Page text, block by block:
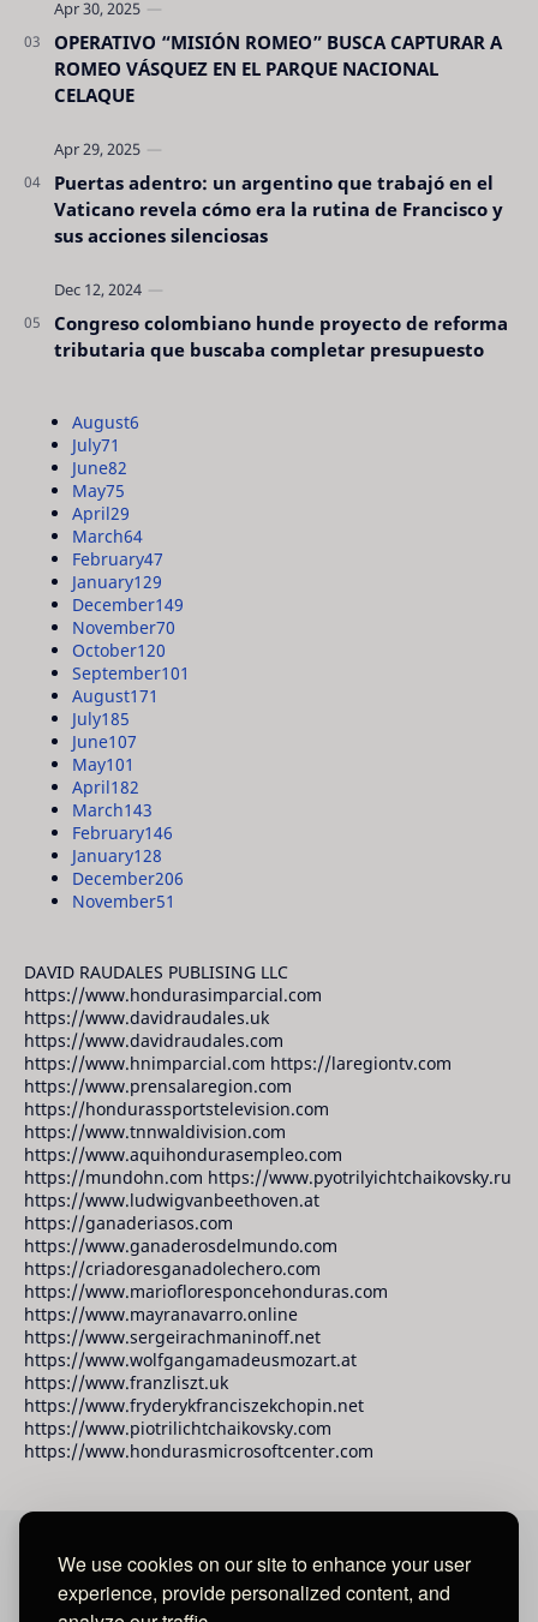
We use cookies on our site to enhance your user
experience, provide personalized content, and
OPERATIVO “MISIÓN ROMEO” BUSCA CAPTURAR A
ROMEO VÁSQUEZ EN EL PARQUE NACIONAL
CELAQUE
Puertas adentro: un argentino que trabajó en el
Vaticano revela cómo era la rutina de Francisco y
sus acciones silenciosas
Congreso colombiano hunde proyecto de reforma
tributaria que buscaba completar presupuesto
August6
July71
June82
May75
April29
March64
February47
January129
December149
November70
October120
September101
August171
July185
June107
May101
April182
March143
February146
January128
December206
November51
DAVID RAUDALES PUBLISING LLC
https://www.hondurasimparcial.com
https://www.davidraudales.uk
https://www.davidraudales.com
https://www.hnimparcial.com https://laregiontv.com
https://www.prensalaregion.com
https://hondurassportstelevision.com
https://www.tnnwaldivision.com
https://www.aquihondurasempleo.com
https://mundohn.com https://www.pyotrilyichtchaikovsky.ru
https://www.ludwigvanbeethoven.at
https://ganaderiasos.com
https://www.ganaderosdelmundo.com
https://criadoresganadolechero.com
https://www.mariofloresponcehonduras.com
https://www.mayranavarro.online
https://www.sergeirachmaninoff.net
https://www.wolfgangamadeusmozart.at
https://www.franzliszt.uk
https://www.fryderykfranciszekchopin.net
https://www.piotrilichtchaikovsky.com
https://www.hondurasmicrosoftcenter.com
David Raudales Publishing LLC